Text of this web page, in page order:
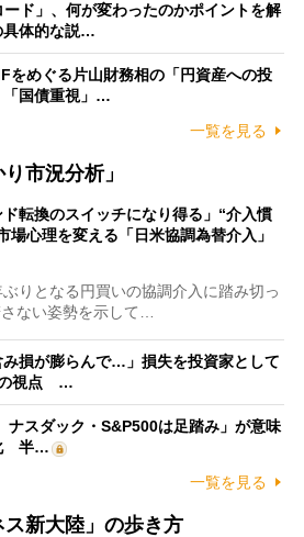
ド」、何が変わったのかポイントを解
体的な説…
をめぐる片山財務相の「円資産への投
国債重視」…
一覧を見る
市況分析」
ド転換のスイッチになり得る」“介入慣
場心理を変える「日米協調為替介入」
りとなる円買いの協調介入に踏み切っ
ない姿勢を示して…
み損が膨らんで…」損失を投資家として
の視点 …
ナスダック・S&P500は足踏み」が意味
半…
一覧を見る
新大陸」の歩き方